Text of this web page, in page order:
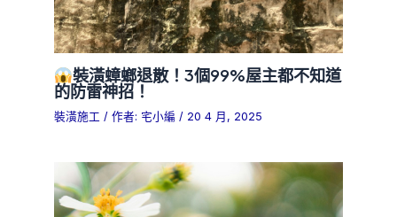
裝潢蟑螂退散！3個99%屋主都不知道
的防雷神招！
裝潢施工 / 作者: 宅小編/ 20 4 月, 2025